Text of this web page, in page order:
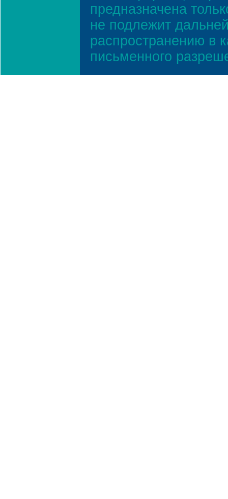
предназначена
не подлежит
распространению в
письменного